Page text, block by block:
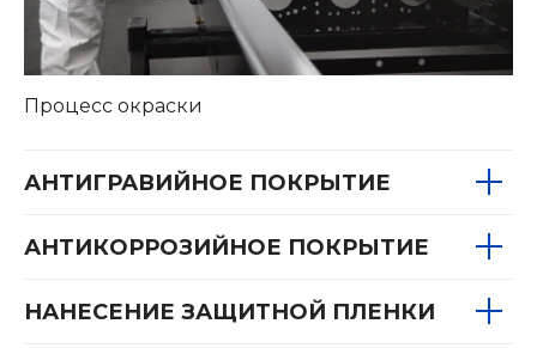
Процесс окраски
АНТИГРАВИЙНОЕ ПОКРЫТИЕ
АНТИКОРРОЗИЙНОЕ ПОКРЫТИЕ
НАНЕСЕНИЕ ЗАЩИТНОЙ ПЛЕНКИ